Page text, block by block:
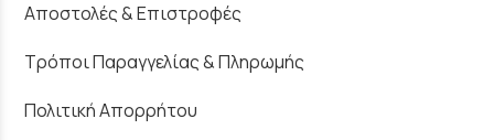
Αποστολές & Επιστροφές
Τρόποι Παραγγελίας & Πληρωμής
Πολιτική Απορρήτου